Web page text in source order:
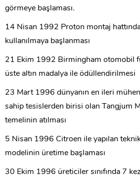
görmeye başlaması.
14 Nisan 1992 Proton montaj
kullanılmaya başlanması
21 Ekim 1992 Birmingham otomobil
üste altın madalya ile ödüllendirilmesi
23 Mart 1996 dünyanın en ileri
sahip tesislerden birisi olan Tangjum
temelinin atılması
5 Nisan 1996 Citroen ile yapılan
modelinin üretime başlaması
30 Ekim 1996 üreticiler sınıfında 7